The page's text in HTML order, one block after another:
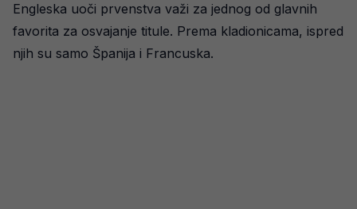
Engleska uoči prvenstva važi za jednog od glavnih
favorita za osvajanje titule. Prema kladionicama, ispred
njih su samo Španija i Francuska.